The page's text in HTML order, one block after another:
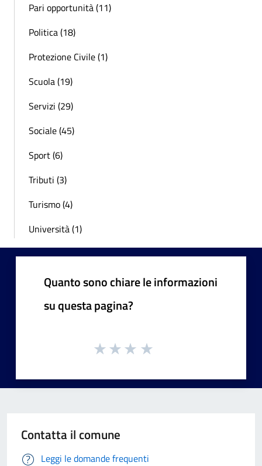
Pari opportunità (11)
Politica (18)
Protezione Civile (1)
Scuola (19)
Servizi (29)
Sociale (45)
Sport (6)
Tributi (3)
Turismo (4)
Università (1)
Quanto sono chiare le informazioni
su questa pagina?
Contatta il comune
Leggi le domande frequenti